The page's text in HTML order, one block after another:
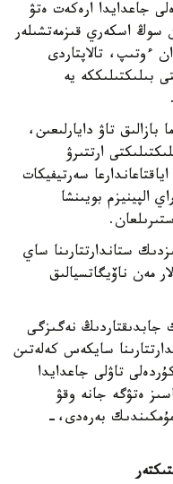
جاعدايدا ارەكەت ەتۋ
سوڭ اسكەري قىزمەتشىلەر
ءوتىپ، تالاپتاردى
بىلىكتىلىككە يە
بازالىق تاۋ دايارلىعىن،
ارتتىرۋ
سەرتيفيكات
الپينيزم بويىنشا
ستاندارتتارىنا ساي
مەن ناۆيگاتسيالىق
جابدىقتاردىڭ نەگىزگى
سايكەس كەلەتىن
تاۋلى جاعدايدا
ەتۋگە جانە وقۋ
مۇمكىندىك بەرەدى،-